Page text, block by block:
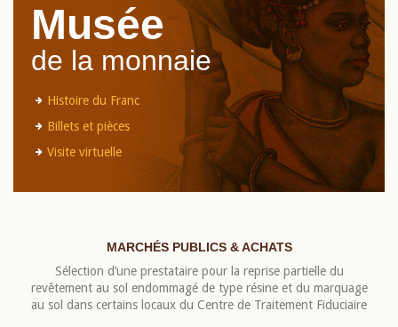
Musée
de la monnaie
Histoire du Franc
Billets et pièces
Visite virtuelle
MARCHÉS PUBLICS & ACHATS
Sélection d’une prestataire pour la reprise partielle du
revêtement au sol endommagé de type résine et du marquage
au sol dans certains locaux du Centre de Traitement Fiduciaire